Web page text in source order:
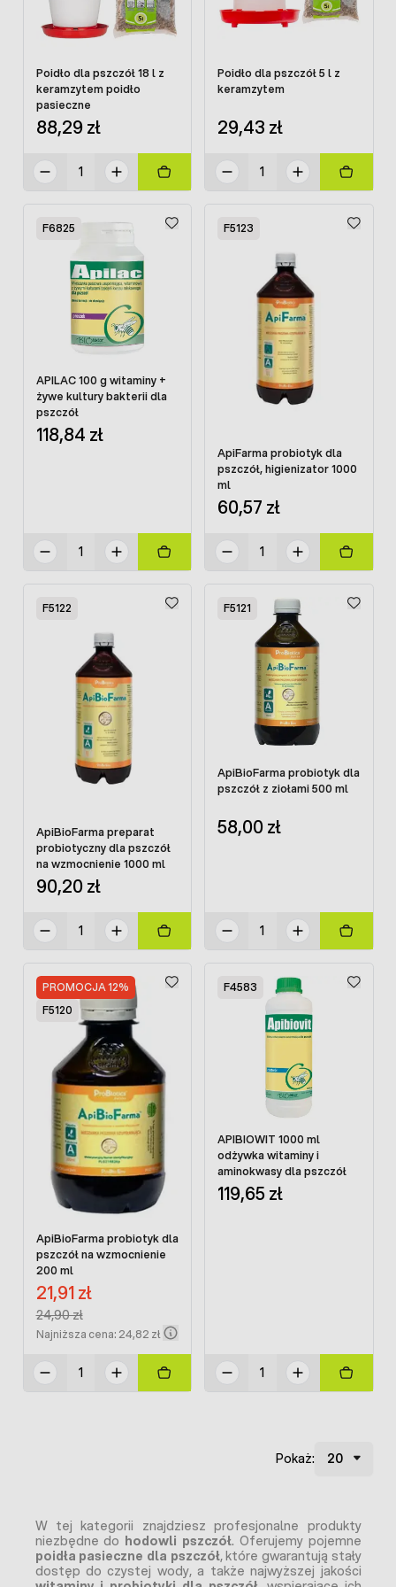
Poidło dla pszczół 18 l z
keramzytem poidło
pasieczne
88,29 zł
Poidło dla pszczół 5 l z
keramzytem
29,43 zł
F6825
APILAC 100 g witaminy +
żywe kultury bakterii dla
pszczół
118,84 zł
F5123
ApiFarma probiotyk dla
pszczół, higienizator 1000
ml
60,57 zł
F5122
ApiBioFarma preparat
probiotyczny dla pszczół
na wzmocnienie 1000 ml
90,20 zł
F5121
ApiBioFarma probiotyk dla
pszczół z ziołami 500 ml
58,00 zł
PROMOCJA 12%
F5120
ApiBioFarma probiotyk dla
pszczół na wzmocnienie
200 ml
Cena promocyjna:
21,91 zł
Regular Price:
24,90 zł
Najniższa cena: 24,82 zł
F4583
APIBIOWIT 1000 ml
odżywka witaminy i
aminokwasy dla pszczół
119,65 zł
Pokaż:
W tej kategorii znajdziesz profesjonalne produkty
niezbędne do hodowli pszczół. Oferujemy pojemne
poidła pasieczne dla pszczół, które gwarantują stały
dostęp do czystej wody, a także najwyższej jakości